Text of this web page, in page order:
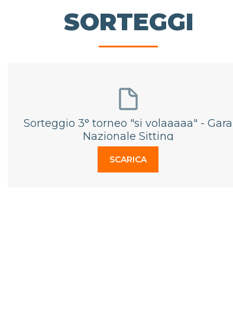
SORTEGGI
Sorteggio 3° torneo "si volaaaaa" - Gara
Nazionale Sitting
SCARICA